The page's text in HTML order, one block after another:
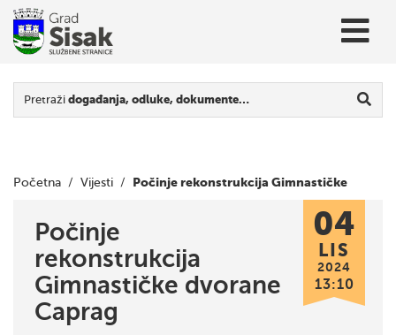
Pretraži događanja, odluke, dokumente…
Početna / Vijesti / Počinje rekonstrukcija Gimnastičke
Počinje
rekonstrukcija
Gimnastičke dvorane
Caprag
04
LIS
2024
13:10